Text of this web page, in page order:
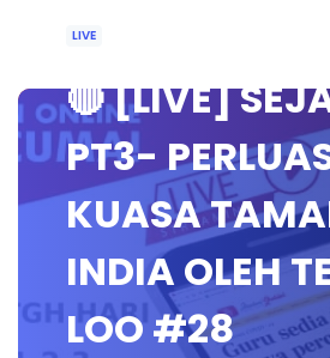
LIVE
🔴 [LIVE]
PT3-
KUASA
INDIA OLEH
LOO #28